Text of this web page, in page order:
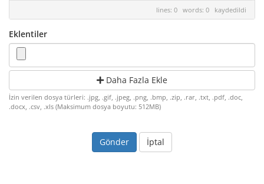
lines: 0 words: 0 kaydedildi
Eklentiler
Daha Fazla Ekle
İzin verilen dosya türleri: .jpg, .gif, .jpeg, .png, .bmp, .zip, .rar, .txt, .pdf, .doc,
.docx, .csv, .xls (Maksimum dosya boyutu: 512MB)
İptal